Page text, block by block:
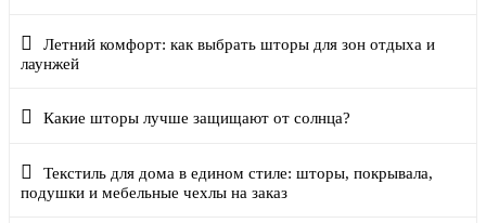
Летний комфорт: как выбрать шторы для зон отдыха и
лаунжей
Какие шторы лучше защищают от солнца?
Текстиль для дома в едином стиле: шторы, покрывала,
подушки и мебельные чехлы на заказ